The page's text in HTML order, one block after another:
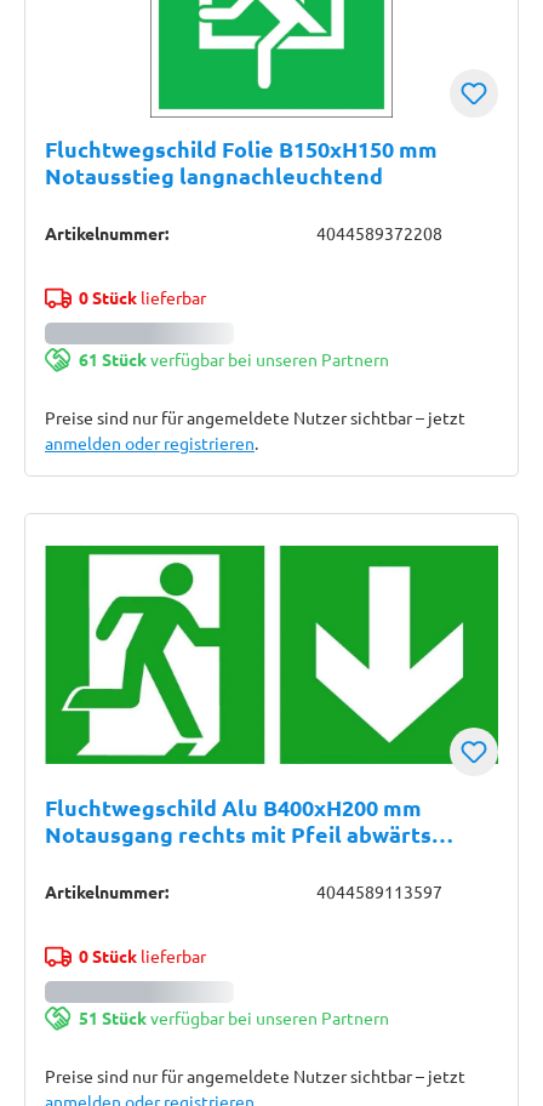
Fluchtwegschild Folie B150xH150 mm
Notausstieg langnachleuchtend
Artikelnummer: 4044589372208
0 Stücklieferbar
61 Stückverfügbar bei unseren Partnern
Preise sind nur für angemeldete Nutzer sichtbar – jetzt
anmelden oder registrieren.
Fluchtwegschild Alu B400xH200 mm
Notausgang rechts mit Pfeil abwärts
Artikelnummer: 4044589113597
0 Stücklieferbar
51 Stückverfügbar bei unseren Partnern
Preise sind nur für angemeldete Nutzer sichtbar – jetzt
anmelden oder registrieren